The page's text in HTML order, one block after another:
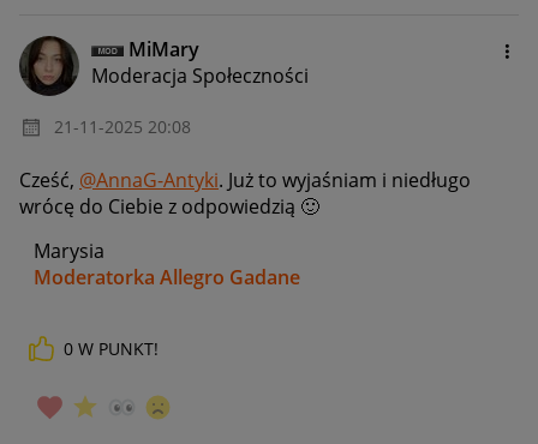
MiMary
Moderacja Społeczności
‎21-11-2025 20:08
Cześć, @AnnaG-Antyki. Już to wyjaśniam i niedługo
wrócę do Ciebie z odpowiedzią 🙂
Marysia
Moderatorka Allegro Gadane
0 W PUNKT!